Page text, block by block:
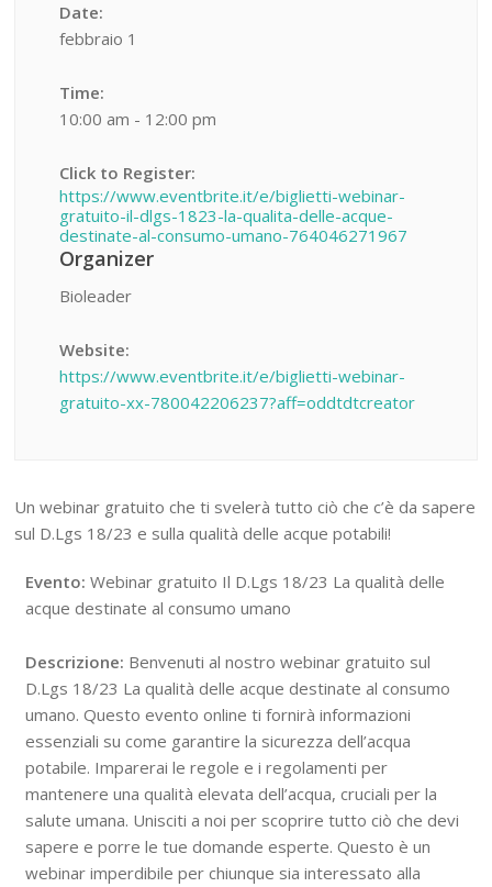
Date:
febbraio 1
Time:
10:00 am - 12:00 pm
Click to Register:
https://www.eventbrite.it/e/biglietti-webinar-
gratuito-il-dlgs-1823-la-qualita-delle-acque-
destinate-al-consumo-umano-764046271967
Organizer
Bioleader
Website:
https://www.eventbrite.it/e/biglietti-webinar-
gratuito-xx-780042206237?aff=oddtdtcreator
Un webinar gratuito che ti svelerà tutto ciò che c’è da sapere
sul D.Lgs 18/23 e sulla qualità delle acque potabili!
Evento: Webinar gratuito Il D.Lgs 18/23 La qualità delle
acque destinate al consumo umano
Descrizione: Benvenuti al nostro webinar gratuito sul
D.Lgs 18/23 La qualità delle acque destinate al consumo
umano. Questo evento online ti fornirà informazioni
essenziali su come garantire la sicurezza dell’acqua
potabile. Imparerai le regole e i regolamenti per
mantenere una qualità elevata dell’acqua, cruciali per la
salute umana. Unisciti a noi per scoprire tutto ciò che devi
sapere e porre le tue domande esperte. Questo è un
webinar imperdibile per chiunque sia interessato alla